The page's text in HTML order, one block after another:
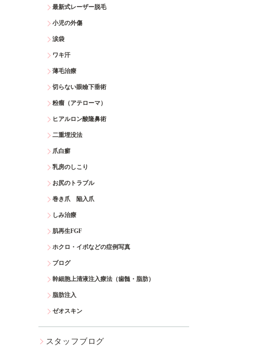
最新式レーザー脱毛
小児の外傷
涙袋
ワキ汗
薄毛治療
切らない眼瞼下垂術
粉瘤（アテローマ）
ヒアルロン酸隆鼻術
二重埋没法
爪白癬
乳房のしこり
お尻のトラブル
巻き爪 陥入爪
しみ治療
肌再生FGF
ホクロ・イボなどの症例写真
ブログ
幹細胞上清液注入療法（歯髄・脂肪）
脂肪注入
ゼオスキン
スタッフブログ